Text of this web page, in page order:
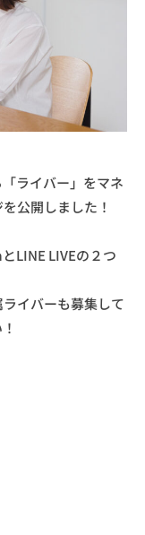
ライバー」をマネ
公開しました！
LINE LIVEの２つ
イバーも募集して